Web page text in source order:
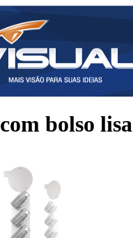
bolso lisa